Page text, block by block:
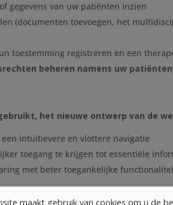
gegevens van uw patiënten inzien
(documenten toevoegen, het
toestemming registreren en een
beheren namens uw
het nieuwe ontwerp van de
intuïtievere en vlottere navigatie
toegang te krijgen tot essentiële
met beter toegankelijke
maakt gebruik van cookies om u de